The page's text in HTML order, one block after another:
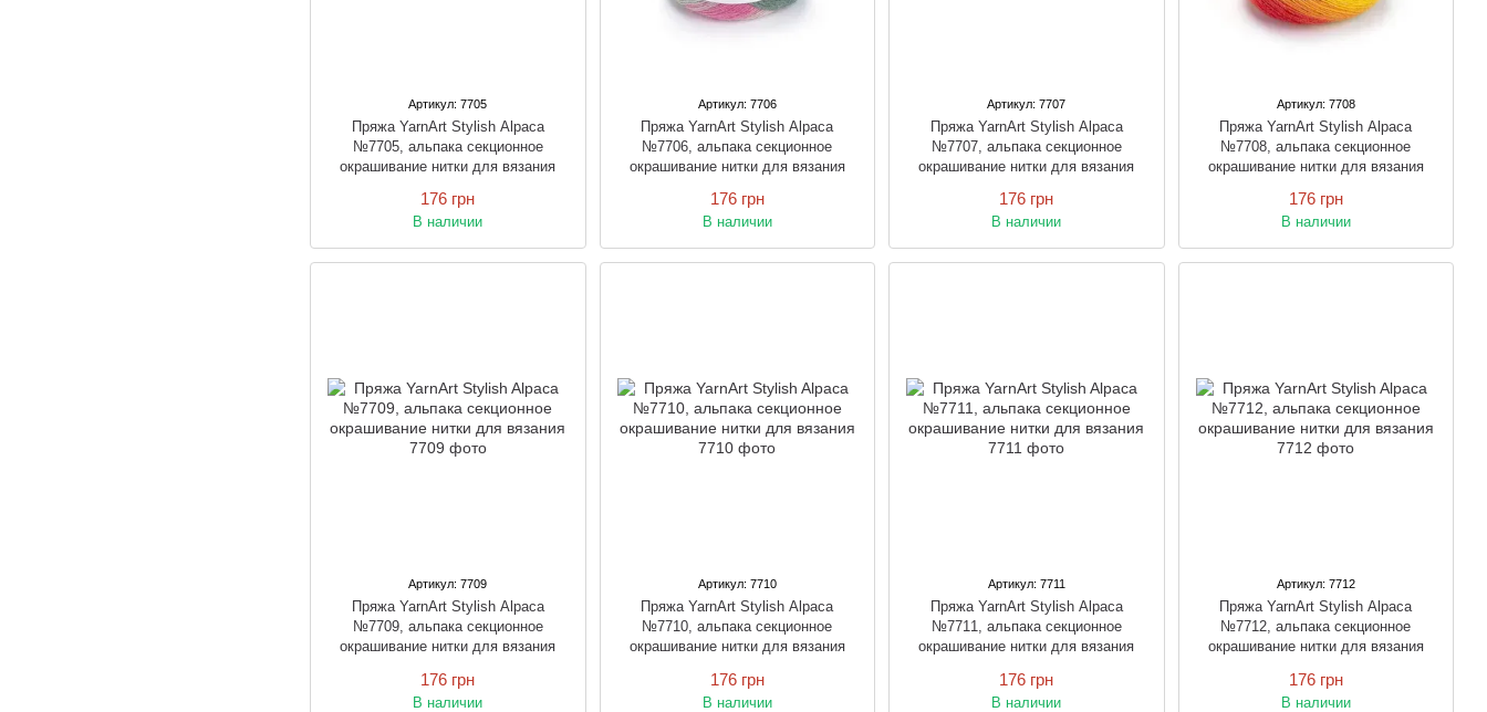
Артикул: 7705
Пряжа YarnArt Stylish Alpaca
№7705, альпака секционное
окрашивание нитки для вязания
176 грн
В наличии
Артикул: 7706
Пряжа YarnArt Stylish Alpaca
№7706, альпака секционное
окрашивание нитки для вязания
176 грн
В наличии
Артикул: 7707
Пряжа YarnArt Stylish Alpaca
№7707, альпака секционное
окрашивание нитки для вязания
176 грн
В наличии
Артикул: 7708
Пряжа YarnArt Stylish Alpaca
№7708, альпака секционное
окрашивание нитки для вязания
176 грн
В наличии
Артикул: 7709
Пряжа YarnArt Stylish Alpaca
№7709, альпака секционное
окрашивание нитки для вязания
176 грн
В наличии
Артикул: 7710
Пряжа YarnArt Stylish Alpaca
№7710, альпака секционное
окрашивание нитки для вязания
176 грн
В наличии
Артикул: 7711
Пряжа YarnArt Stylish Alpaca
№7711, альпака секционное
окрашивание нитки для вязания
176 грн
В наличии
Артикул: 7712
Пряжа YarnArt Stylish Alpaca
№7712, альпака секционное
окрашивание нитки для вязания
176 грн
В наличии